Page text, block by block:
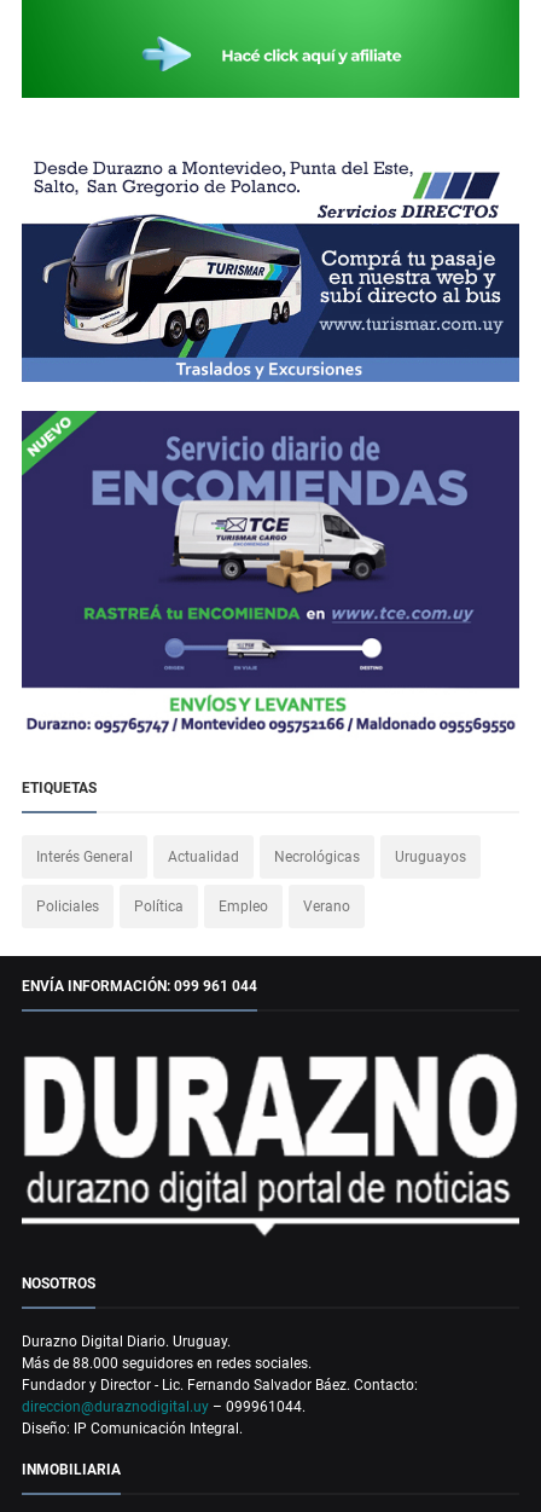
ETIQUETAS
Interés General Actualidad Necrológicas Uruguayos
Policiales Política Empleo Verano
ENVÍA INFORMACIÓN: 099 961 044
NOSOTROS
Durazno Digital Diario. Uruguay.
Más de 88.000 seguidores en redes sociales.
Fundador y Director - Lic. Fernando Salvador Báez. Contacto:
direccion@duraznodigital.uy – 099961044.
Diseño: IP Comunicación Integral.
INMOBILIARIA